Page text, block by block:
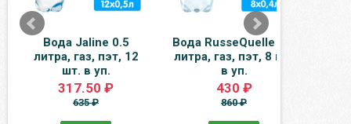
Вода Jaline 0.5
литра, газ, пэт, 12
шт. в уп.
317.50 ₽
635 ₽
Вода RusseQuelle 0.4
литра, газ, пэт, 8 шт.
в уп.
430 ₽
860 ₽